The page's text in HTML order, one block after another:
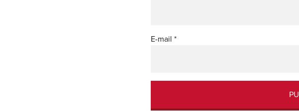
E-mail *